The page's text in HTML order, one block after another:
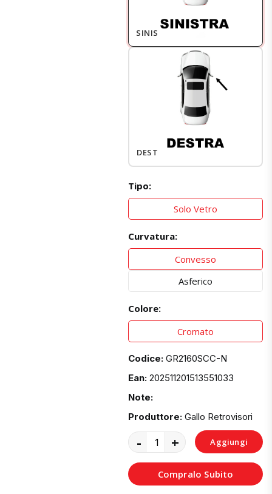
SINISTRO
DESTRO
Tipo:
Solo Vetro
Curvatura:
Convesso
Asferico
Colore:
Cromato
Codice: GR2160SCC-N
Ean: 202511201513551033
Note:
Produttore: Gallo Retrovisori
- + Aggiungi
al
Carrello
Compralo Subito